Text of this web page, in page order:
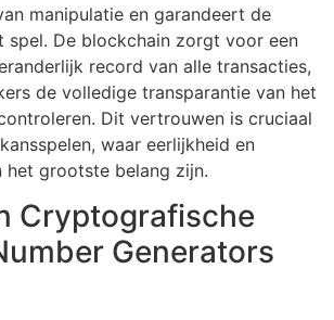
manipulatie en garandeert de
spel. De blockchain zorgt voor een
record van alle transacties,
de volledige transparantie van het
Dit vertrouwen is cruciaal
waar eerlijkheid en
het grootste belang zijn.
Cryptografische
Generators